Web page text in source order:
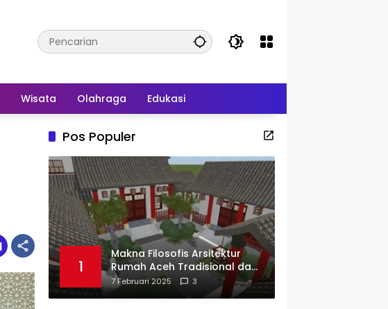
Wisata Olahraga Edukasi
Pos Populer
1
Makna Filosofis Arsitektur
Rumah Aceh Tradisional dan
Sejarah Perkembangannya
7 Februari 2025 3